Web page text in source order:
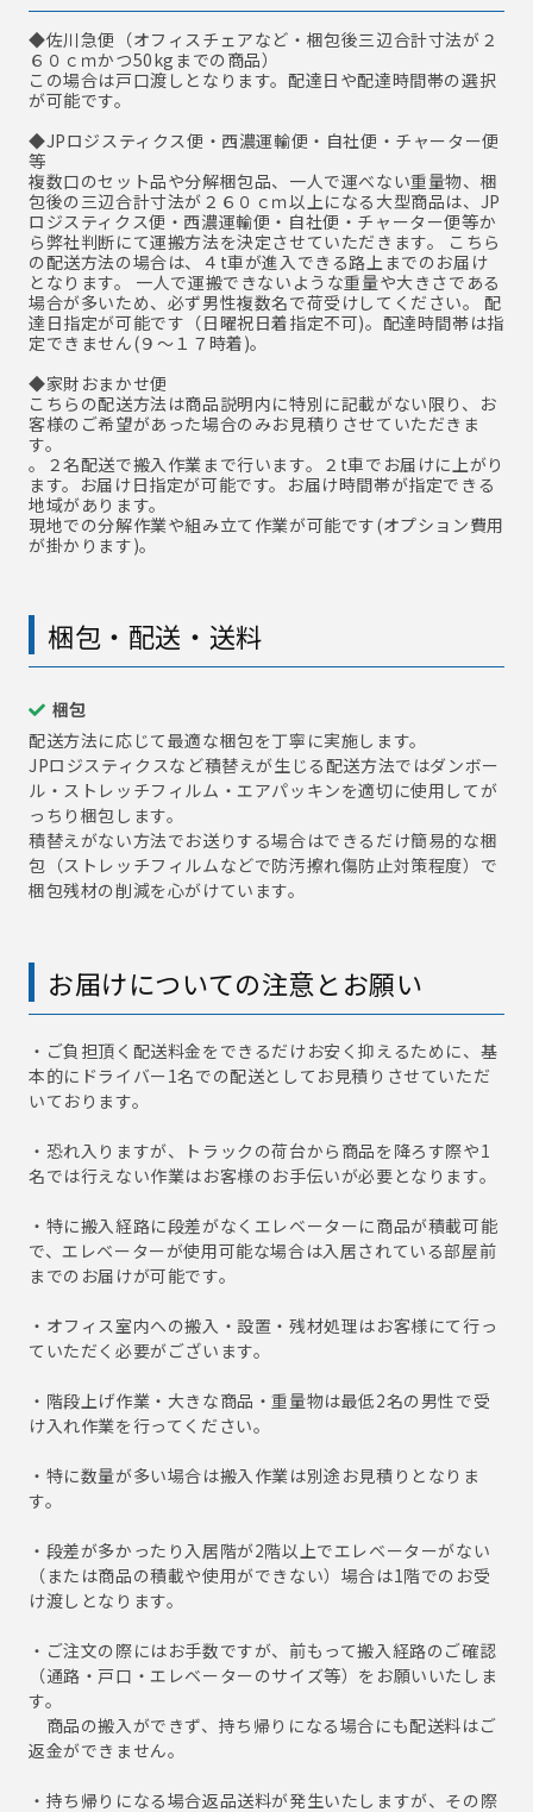
◆佐川急便 （オフィスチェアなど・梱包後三辺合計寸法が２
６０ｃｍかつ50kgまでの商品）
この場合は戸口渡しとなります。配達日や配達時間帯の選択
が可能です。
◆JPロジスティクス便・西濃運輸便・自社便・チャーター便
等
複数口のセット品や分解梱包品、一人で運べない重量物、梱
包後の三辺合計寸法が２６０ｃｍ以上になる大型商品は、JP
ロジスティクス便・西濃運輸便・自社便・チャーター便等か
ら弊社判断にて運搬方法を決定させていただきます。 こちら
の配送方法の場合は、４t車が進入できる路上までのお届け
となります。 一人で運搬できないような重量や大きさである
場合が多いため、必ず男性複数名で荷受けしてください。 配
達日指定が可能です（日曜祝日着指定不可)。配達時間帯は指
定できません(９～１７時着)。
◆家財おまかせ便
こちらの配送方法は商品説明内に特別に記載がない限り、お
客様のご希望があった場合のみお見積りさせていただきま
す。
。２名配送で搬入作業まで行います。２t車でお届けに上がり
ます。お届け日指定が可能です。お届け時間帯が指定できる
地域があります。
現地での分解作業や組み立て作業が可能です(オプション費用
が掛かります)。
梱包・配送・送料
梱包
配送方法に応じて最適な梱包を丁寧に実施します。
JPロジスティクスなど積替えが生じる配送方法ではダンボー
ル・ストレッチフィルム・エアパッキンを適切に使用してが
っちり梱包します。
積替えがない方法でお送りする場合はできるだけ簡易的な梱
包（ストレッチフィルムなどで防汚擦れ傷防止対策程度）で
梱包残材の削減を心がけています。
お届けについての注意とお願い
・ご負担頂く配送料金をできるだけお安く抑えるために、基
本的にドライバー1名での配送としてお見積りさせていただ
いております。
・恐れ入りますが、トラックの荷台から商品を降ろす際や1
名では行えない作業はお客様のお手伝いが必要となります。
・特に搬入経路に段差がなくエレベーターに商品が積載可能
で、エレベーターが使用可能な場合は入居されている部屋前
までのお届けが可能です。
・オフィス室内への搬入・設置・残材処理はお客様にて行っ
ていただく必要がございます。
・階段上げ作業・大きな商品・重量物は最低2名の男性で受
け入れ作業を行ってください。
・特に数量が多い場合は搬入作業は別途お見積りとなりま
す。
・段差が多かったり入居階が2階以上でエレベーターがない
（または商品の積載や使用ができない）場合は1階でのお受
け渡しとなります。
・ご注文の際にはお手数ですが、前もって搬入経路のご確認
（通路・戸口・エレベーターのサイズ等）をお願いいたしま
す。
商品の搬入ができず、持ち帰りになる場合にも配送料はご
返金ができません。
・持ち帰りになる場合返品送料が発生いたしますが、その際